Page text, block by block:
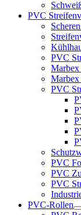
PVC
PVC
Marbex
Marbex
PVC
PVC
PVC
PVC
PVC-Rollen